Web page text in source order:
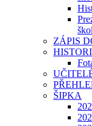
ZÁPIS
ŠIPKA